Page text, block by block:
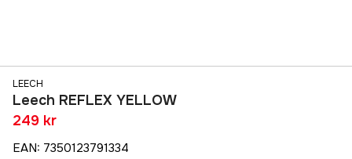
LEECH
Leech REFLEX YELLOW
249 kr
EAN: 7350123791334